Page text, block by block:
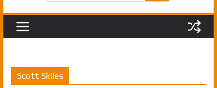
Rudy Gobert, deuxième Français élu
Scott Skiles